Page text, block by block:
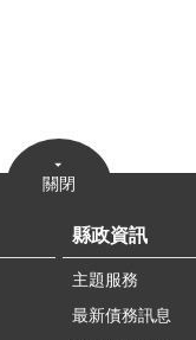
關閉
縣政資訊
主題服務
最新債務訊息